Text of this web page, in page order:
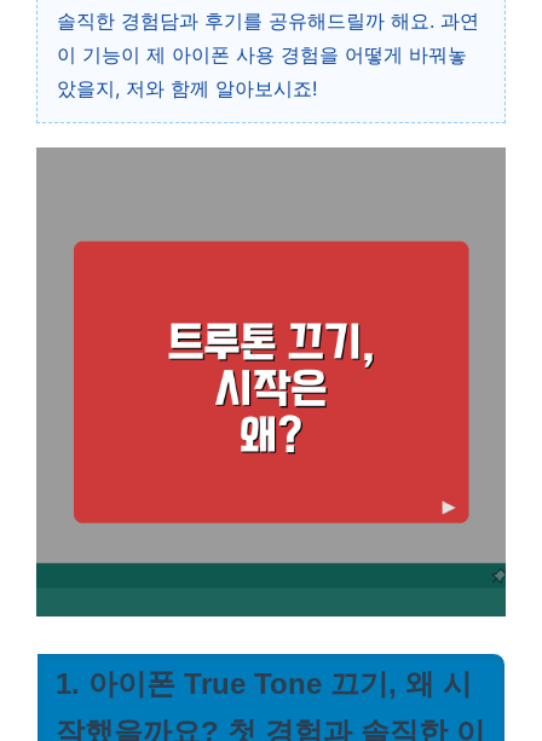
솔직한 경험담과 후기를 공유해드릴까 해요. 과연
이 기능이 제 아이폰 사용 경험을 어떻게 바꿔놓
았을지, 저와 함께 알아보시죠!
1. 아이폰 True Tone 끄기, 왜 시
작했을까요? 첫 경험과 솔직한 이